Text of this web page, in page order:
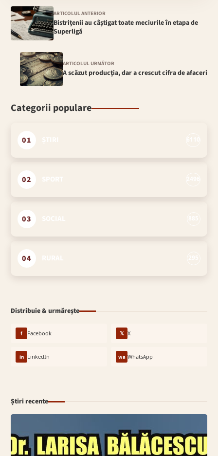
ARTICOLUL ANTERIOR
Bistriţenii au câştigat toate meciurile în etapa de
Superligă
ARTICOLUL URMĂTOR
A scăzut producţia, dar a crescut cifra de afaceri
Categorii populare
01
02
03
04
Distribuie & urmărește
f Facebook 𝕏 X
in LinkedIn wa WhatsApp
Știri recente